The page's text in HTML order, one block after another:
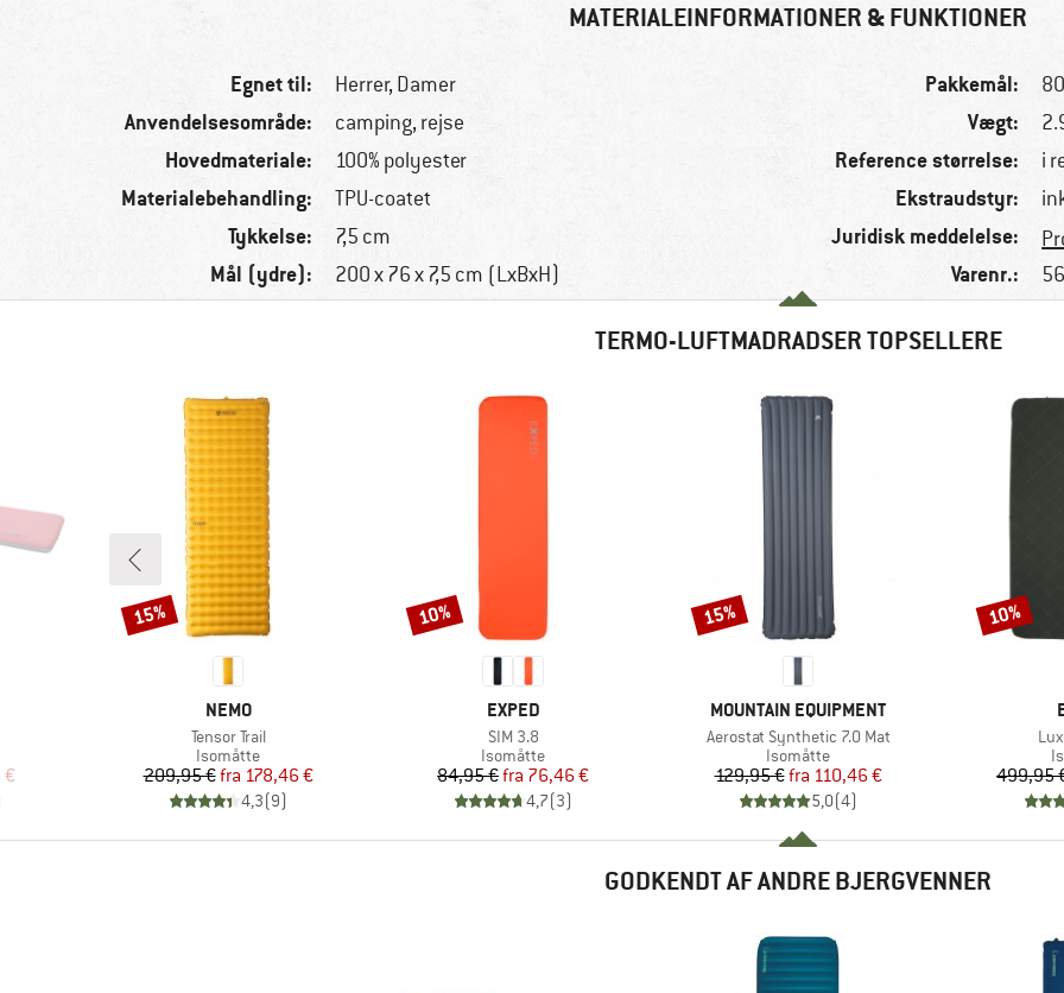
MATERIALEINFORMATIONER & FUNKTIONER
Egnet til: Herrer, Damer
Anvendelsesområde: camping, rejse
Hovedmateriale: 100% polyester
Materialebehandling: TPU-coatet
Tykkelse: 7,5 cm
Mål (ydre): 200 x 76 x 7,5 cm (LxBxH)
Pakkemål:
Vægt:
Reference størrelse: i
Ekstraudstyr:
Juridisk meddelelse:
Varenr.:
TERMO-LUFTMADRADSER TOPSELLERE
€
MÆRKE
NEMO
Artikel
Tensor Trail
Produktgruppe
Isomåtte
Pris
209,95 € Nedsat pris
fra 178,46 €
4,3(9)
Rabat
15%
MÆRKE
EXPED
Artikel
SIM 3.8
Produktgruppe
Isomåtte
Pris
84,95 € Nedsat pris
fra 76,46 €
4,7(3)
Rabat
10%
MÆRKE
MOUNTAIN EQUIPMENT
Artikel
Aerostat Synthetic 7.0 Mat
Produktgruppe
Isomåtte
Pris
129,95 € Nedsat pris
fra 110,46 €
5,0(4)
Rabat
15%
499,95
Rabat
10%
GODKENDT AF ANDRE BJERGVENNER